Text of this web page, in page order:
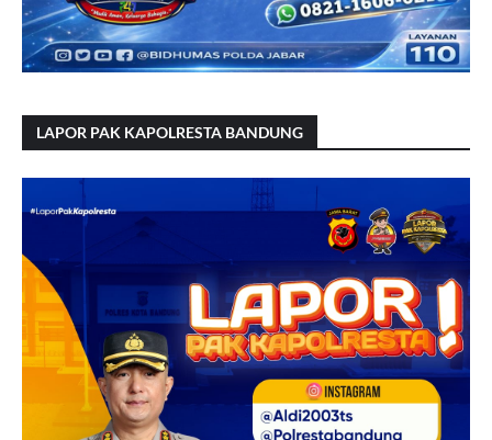
LAPOR PAK KAPOLRESTA BANDUNG